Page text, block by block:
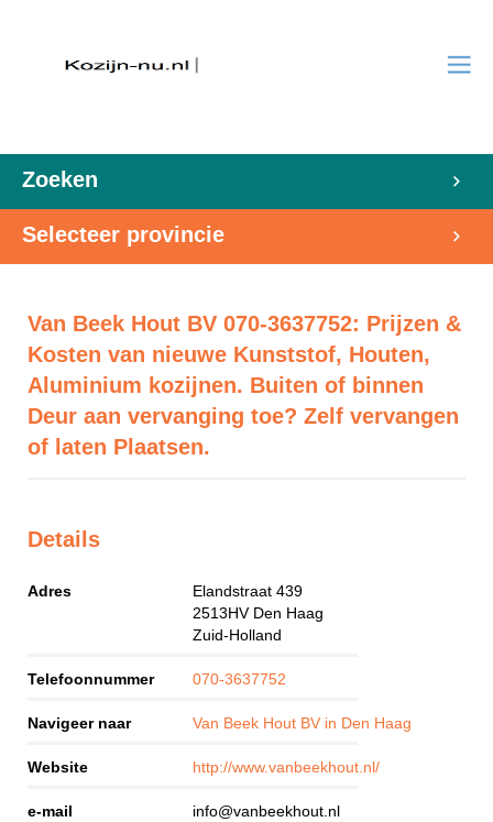
Zoeken
Selecteer provincie
Van Beek Hout BV 070-3637752: Prijzen &
Kosten van nieuwe Kunststof, Houten,
Aluminium kozijnen. Buiten of binnen
Deur aan vervanging toe? Zelf vervangen
of laten Plaatsen.
Details
Adres
Elandstraat 439
2513HV Den Haag
Zuid-Holland
Telefoonnummer 070-3637752
Navigeer naar Van Beek Hout BV in Den Haag
Website http://www.vanbeekhout.nl/
e-mail info@vanbeekhout.nl